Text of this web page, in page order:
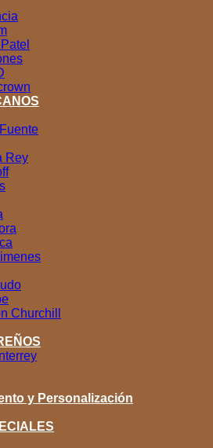
Rey
Churchill
y Personalización